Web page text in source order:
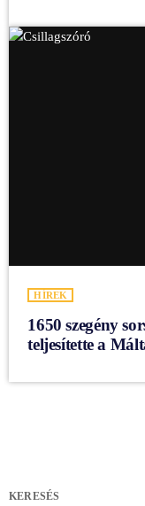
HÍREK
1650 szegény
teljesítette a
KERESÉS